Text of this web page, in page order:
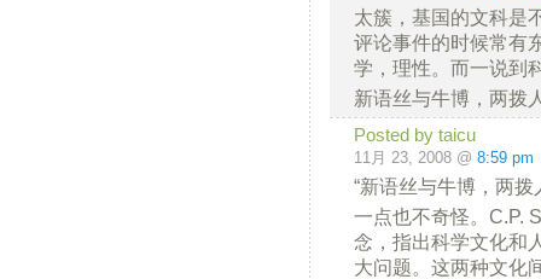
太簇，基国的文科是
评论事件的时候常有
学，理性。而一说到
新语丝与牛博，两拨
Posted by taicu
11月 23, 2008 @ 8:59 pm
“新语丝与牛博，两
一点也不奇怪。C.P.
念，指出科学文化和
大问题。这两种文